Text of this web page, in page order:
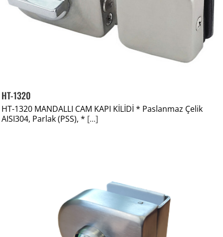
HT-1320
HT-1320 MANDALLI CAM KAPI KİLİDİ * Paslanmaz Çelik
AISI304, Parlak (PSS), * [...]